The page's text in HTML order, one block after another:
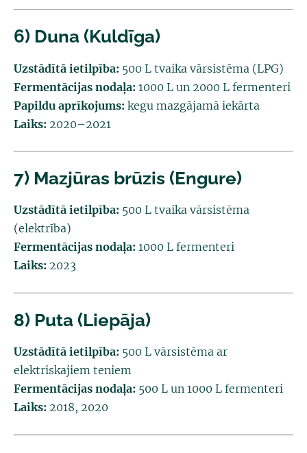
6) Duna (Kuldīga)
Uzstādītā ietilpība: 500 L tvaika vārsistēma (LPG)
Fermentācijas nodaļa: 1000 L un 2000 L fermenteri
Papildu aprīkojums: kegu mazgājamā iekārta
Laiks: 2020–2021
7) Mazjūras brūzis (Engure)
Uzstādītā ietilpība: 500 L tvaika vārsistēma
(elektrība)
Fermentācijas nodaļa: 1000 L fermenteri
Laiks: 2023
8) Puta (Liepāja)
Uzstādītā ietilpība: 500 L vārsistēma ar
elektriskajiem teniem
Fermentācijas nodaļa: 500 L un 1000 L fermenteri
Laiks: 2018, 2020